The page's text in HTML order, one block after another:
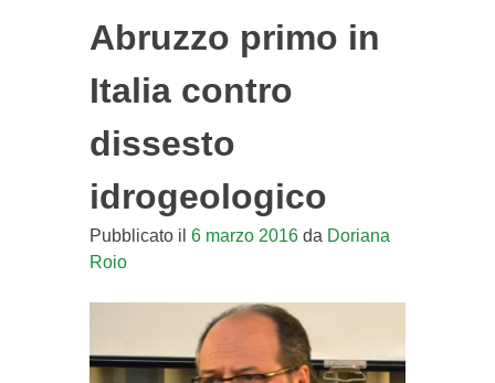
Abruzzo primo in
Italia contro
dissesto
idrogeologico
Pubblicato il 6 marzo 2016da Doriana
Roio